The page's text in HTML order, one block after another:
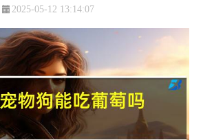
2025-05-12 13:14:07